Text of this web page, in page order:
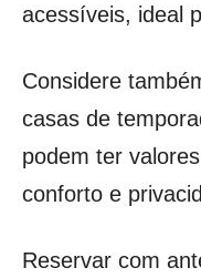
acessíveis, ideal
Considere
casas de
podem ter
conforto e
Reservar com